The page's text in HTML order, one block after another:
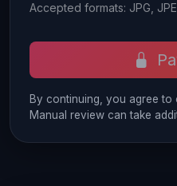
Accepted formats: JPG,
By continuing, you agree to
Manual review can take